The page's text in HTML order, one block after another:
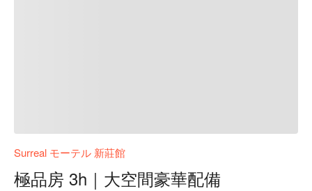
Surreal モーテル 新莊館
極品房 3h｜大空間豪華配備